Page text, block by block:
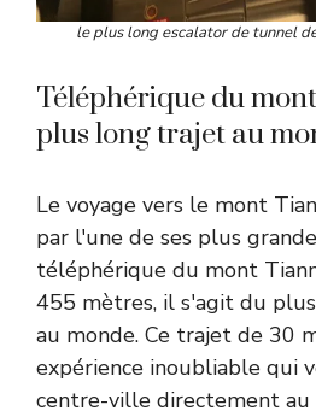
le plus long escalator de tunnel
Téléphérique du
plus long trajet au
Le voyage vers le mont
par l'une de ses plus
téléphérique du mont
455 mètres, il s'agit du
au monde. Ce trajet de 30
expérience inoubliable qui
centre-ville directement